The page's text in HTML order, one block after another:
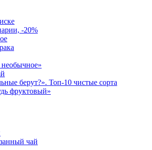
-20%
необычное»
берут?». Топ-10 чистые сорта
фруктовый»
чай